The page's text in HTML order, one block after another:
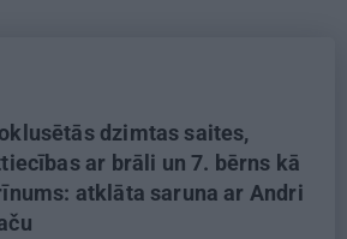
dzimtas saites,
ar brāli un 7. bērns kā
atklāta saruna ar Andri